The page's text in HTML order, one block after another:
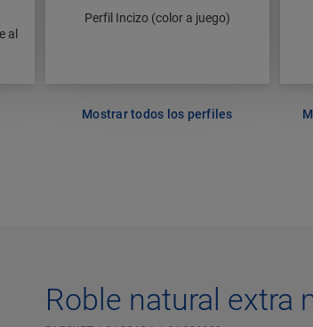
al
Perfil Incizo (color a juego)
Mostrar todos los perfiles
Roble natural extra